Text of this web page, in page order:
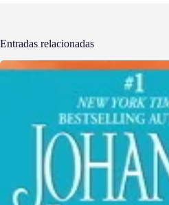
Entradas relacionadas